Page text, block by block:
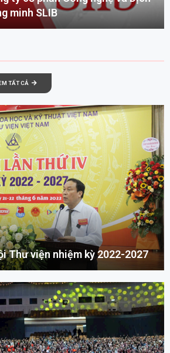
minh SLIB
TẤT CẢ
Thư viện nhiệm kỳ 2022-2027